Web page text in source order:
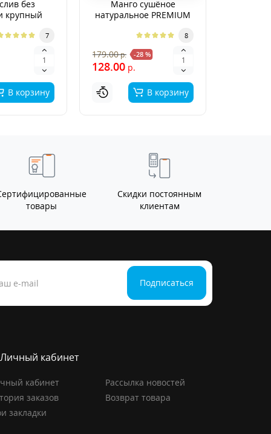
без
крупный
7
В корзину
Манго сушёное
натуральное PREMIUM
8
179.00р. -28 %
128.00 р.
В корзину
товары
Скидки постоянным
клиентам
Подписаться
Личный кабинет
кабинет
заказов
закладки
Рассылка новостей
Возврат товара